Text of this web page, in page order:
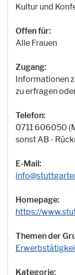
Kultur und
Offen für:
Alle Frauen
Zugang:
Informationen
zu erfragen
Telefon:
0711 606050
sonst AB -
E-Mail:
Homepage:
https://
Themen der
Kategorie: